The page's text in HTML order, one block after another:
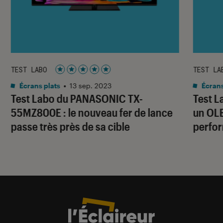
Test Labo du PANASONIC TX-
55MZ800E : le nouveau fer de lance
passe très près de sa cible
TEST LABO
Noté 5 étoiles sur 5
Écrans plats • 13 sep. 2023
Test
un
TEST